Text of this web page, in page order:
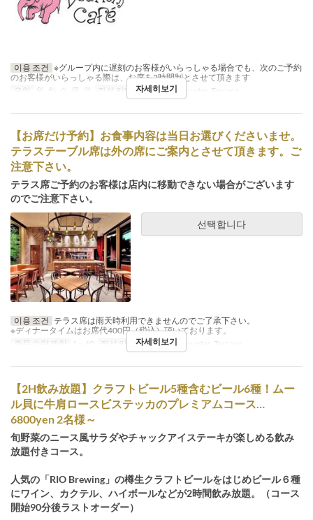
이용 조건 ※グループ内に遅刻のお客様がいらっしゃる場合でも、次のご予約
のお客様がいらっしゃる際は、お席を2時間制とさせて頂きます
요일
월, 화, 수, 목, 금 좌석 카테고리 Table, Counter, Terrace
자세히보기
【お席だけ予約】お食事内容は当日お選びくださいませ。
テラステーブル席は外の席にご案内とさせて頂きます。ご
注意下さい。
テラス席ご予約のお客様は店内に移動できない場合がございます
のでご注意下さい。
선택합니다
이용 조건
テラス席は雨天時利用できませんのでご了承下さい。
※ディナータイムはお席代400円（税込）頂いております。
주문 수량 제한
1 ~ 40 좌석 카테고리 Table, Counter, Terrace
자세히보기
【2H飲み放題】クラフトビール5種含むビール6種！ムー
ル貝に牛肩ロースビステッカのプレミアムコース…
6800yen 2名様～
旬野菜のニース風サラダやチャックアイステーキが楽しめる飲み
放題付きコース。
人気の「RIO Brewing」の樽生クラフトビールをはじめビール６種
にワイン、カクテル、ハイボールなどが2時間飲み放題。（コース
開始90分後ラストオーダー）